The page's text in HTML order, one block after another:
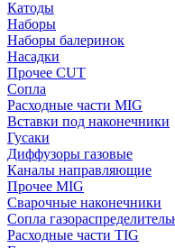
Катоды
Наборы
Наборы балеринок
Насадки
Прочее CUT
Сопла
Расходные части MIG
Вставки под наконечники
Гусаки
Диффузоры газовые
Каналы направляющие
Прочее MIG
Сварочные наконечники
Сопла
Расходные части TIG